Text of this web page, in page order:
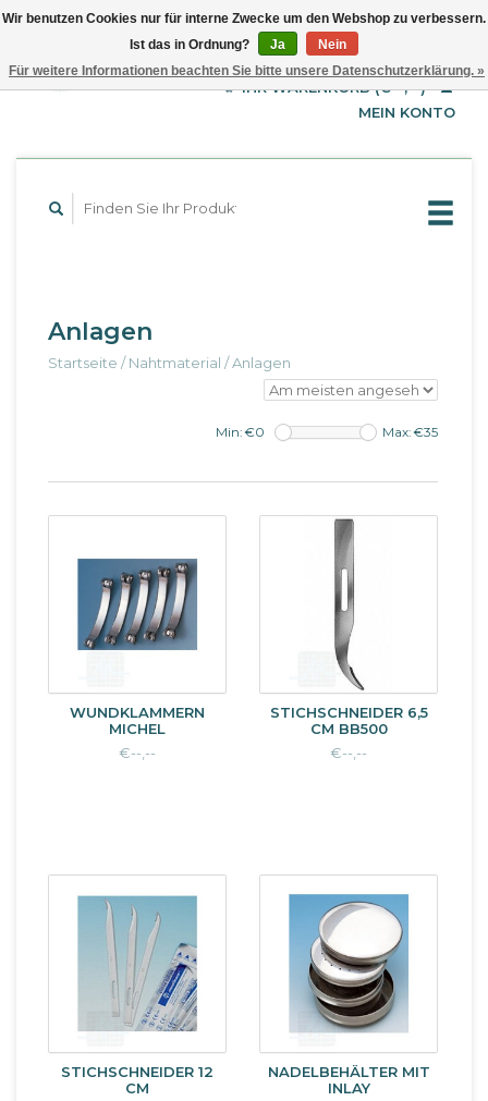
EUR
GBP
USD
English
Français
IHR WARENKORB (€--,--)
MEIN KONTO
Anlagen
Startseite /Nahtmaterial /Anlagen
Min: €0 Max: €35
WUNDKLAMMERN
MICHEL
€--,--
STICHSCHNEIDER 6,5
CM BB500
€--,--
STICHSCHNEIDER 12
CM
NADELBEHÄLTER MIT
INLAY
Wir benutzen Cookies nur für interne Zwecke um den Webshop zu verbessern.
Ist das in Ordnung?
Ja
Nein
Für weitere Informationen beachten Sie bitte unsere Datenschutzerklärung. »